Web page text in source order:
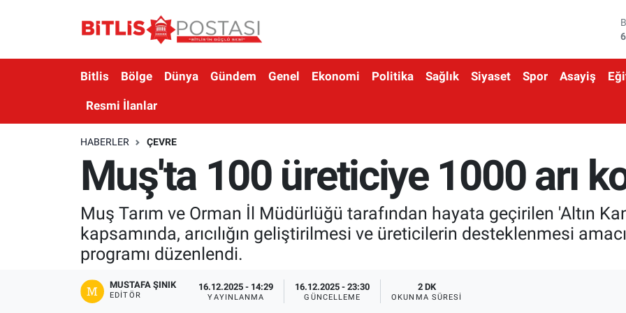
Bitlis Bölge Dünya Gündem Genel Ekonomi Politika Sağlık Siyaset Spor Asayiş
Resmi İlanlar
HABERLER ÇEVRE
Muş'ta 100 üreticiye 1000 arı
Muş Tarım ve Orman İl Müdürlüğü tarafından hayata geçirilen 'Altın
kapsamında, arıcılığın geliştirilmesi ve üreticilerin desteklenmesi
programı düzenlendi.
MUSTAFA ŞINIK
EDITÖR
16.12.2025 - 14:29
YAYINLANMA
16.12.2025 - 23:30
GÜNCELLEME
2 DK
OKUNMA SÜRESI
Bölge
Ekonomi
Bitlis Trafik Yoğunluk Haritası
Süper Lig Puan Durumu ve Fikstür
Son Dakika Haberleri
Haber Arşivi